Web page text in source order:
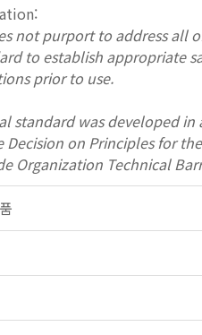
not purport to address all
to establish appropriate
prior to use.
standard was developed
Decision on Principles for
Organization Technical